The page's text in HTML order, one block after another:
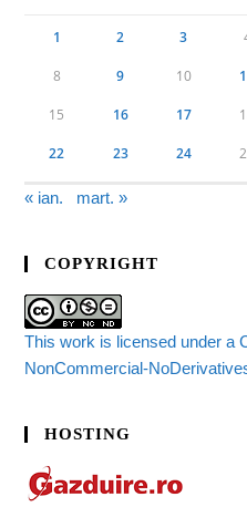
1 2 3
8 9 10
15 16 17
22 23 24
« ian. mart. »
COPYRIGHT
This work is licensed under a
NonCommercial-
HOSTING